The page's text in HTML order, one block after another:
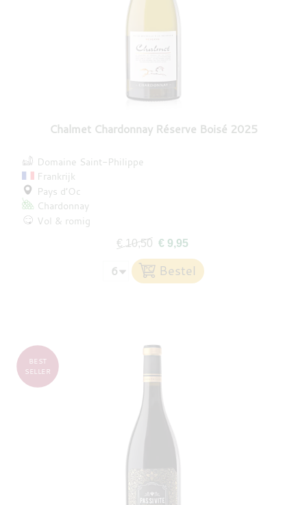
Chalmet Chardonnay Réserve Boisé 2025
Domaine Saint-Philippe
Frankrijk
Pays d’Oc
Chardonnay
Vol & romig
€ 10,50 € 9,95
BEST
SELLER